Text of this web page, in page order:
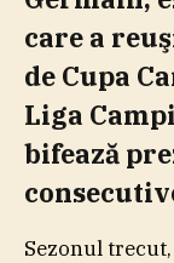
care a
de Cupa
Liga
bifează
Sezonul